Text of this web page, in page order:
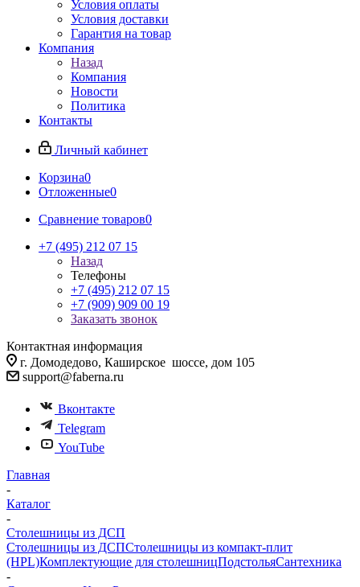
Условия оплаты
Условия доставки
Гарантия на товар
Компания
Назад
Компания
Новости
Политика
Контакты
Личный кабинет
Корзина0
Отложенные0
Сравнение товаров0
+7 (495) 212 07 15
Назад
Телефоны
+7 (495) 212 07 15
+7 (909) 909 00 19
Заказать звонок
Контактная информация
г. Домодедово, Каширское шоссе, дом 105
support@faberna.ru
Вконтакте
Telegram
YouTube
Главная
-
Каталог
-
Столешницы из ДСП
Столешницы из ДСПСтолешницы из компакт-плит
(HPL)Комплектующие для столешницПодстольяСантехника
-